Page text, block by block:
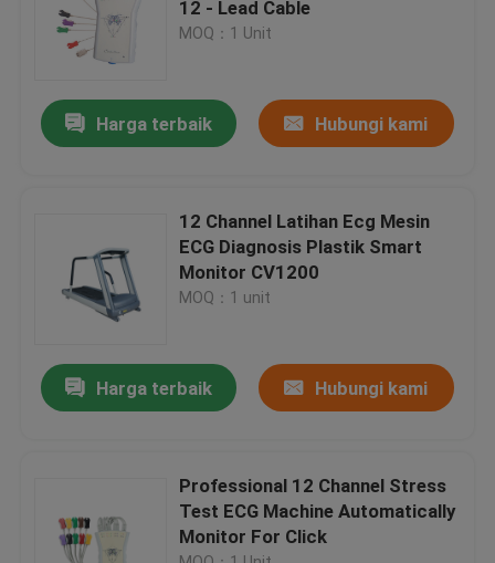
Tentang kami
Tur Pabrik
Hubungi kami
Company News
Mesin EKG Nirkabel
Mesin EKG Genggam
12 - Lead Cable
MOQ：1 Unit
Harga terbaik Hubungi kami
12 Channel Latihan Ecg Mesin
ECG Diagnosis Plastik Smart
Monitor CV1200
MOQ：1 unit
Harga terbaik Hubungi kami
Professional 12 Channel Stress
Test ECG Machine Automatically
Monitor For Click